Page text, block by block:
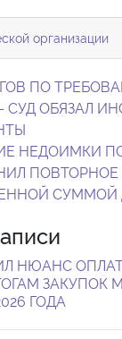
организации
записям
ПО
СУД ОБЯЗАЛ
НЕДОИМКИ
ПОВТОРНОЕ
СУММОЙ
НЮАНС
ЗАКУПОК
ГОДА